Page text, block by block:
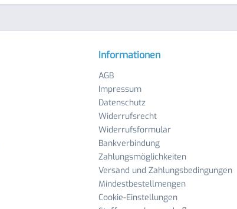
Informationen
AGB
Impressum
Datenschutz
Widerrufsrecht
Widerrufsformular
Bankverbindung
Zahlungsmöglichkeiten
Versand und Zahlungsbedingungen
Mindestbestellmengen
Cookie-Einstellungen